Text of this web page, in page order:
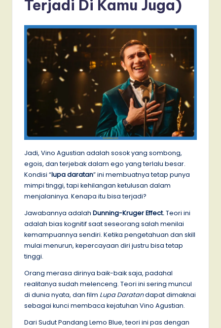
Terjadi Di Kamu Juga)
Jadi, Vino Agustian adalah sosok yang sombong,
egois, dan terjebak dalam ego yang terlalu besar.
Kondisi “lupa daratan” ini membuatnya tetap punya
mimpi tinggi, tapi kehilangan ketulusan dalam
menjalaninya. Kenapa itu bisa terjadi?
Jawabannya adalah Dunning-Kruger Effect.Teori ini
adalah bias kognitif saat seseorang salah menilai
kemampuannya sendiri. Ketika pengetahuan dan skill
mulai menurun, kepercayaan diri justru bisa tetap
tinggi.
Orang merasa dirinya baik-baik saja, padahal
realitanya sudah melenceng. Teori ini sering muncul
di dunia nyata, dan film Lupa Daratandapat dimaknai
sebagai kunci membaca kejatuhan Vino Agustian.
Dari Sudut Pandang Lemo Blue, teori ini pas dengan